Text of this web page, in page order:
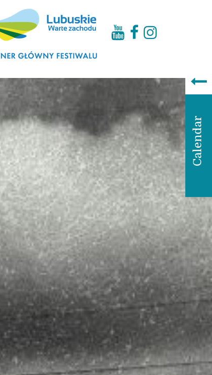
Kalendarium